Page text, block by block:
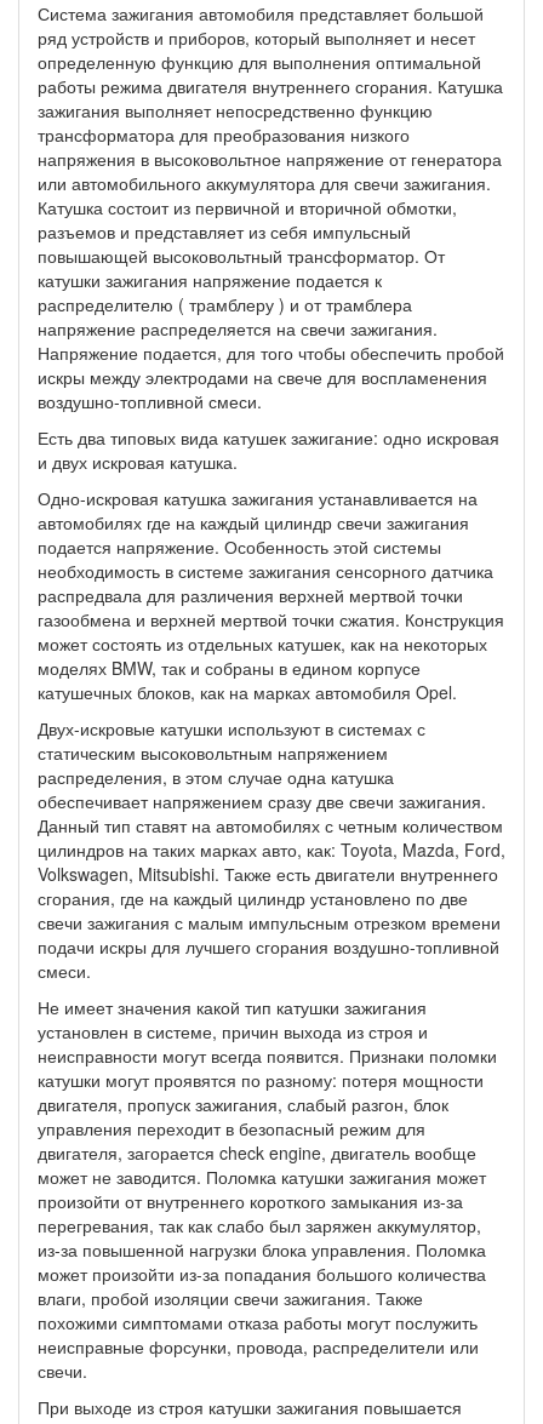
Система зажигания автомобиля представляет большой
ряд устройств и приборов, который выполняет и несет
определенную функцию для выполнения оптимальной
работы режима двигателя внутреннего сгорания. Катушка
зажигания выполняет непосредственно функцию
трансформатора для преобразования низкого
напряжения в высоковольтное напряжение от генератора
или автомобильного аккумулятора для свечи зажигания.
Катушка состоит из первичной и вторичной обмотки,
разъемов и представляет из себя импульсный
повышающей высоковольтный трансформатор. От
катушки зажигания напряжение подается к
распределителю ( трамблеру ) и от трамблера
напряжение распределяется на свечи зажигания.
Напряжение подается, для того чтобы обеспечить пробой
искры между электродами на свече для воспламенения
воздушно-топливной смеси.
Есть два типовых вида катушек зажигание: одно искровая
и двух искровая катушка.
Одно-искровая катушка зажигания устанавливается на
автомобилях где на каждый цилиндр свечи зажигания
подается напряжение. Особенность этой системы
необходимость в системе зажигания сенсорного датчика
распредвала для различения верхней мертвой точки
газообмена и верхней мертвой точки сжатия. Конструкция
может состоять из отдельных катушек, как на некоторых
моделях BMW, так и собраны в едином корпусе
катушечных блоков, как на марках автомобиля Opel.
Двух-искровые катушки используют в системах с
статическим высоковольтным напряжением
распределения, в этом случае одна катушка
обеспечивает напряжением сразу две свечи зажигания.
Данный тип ставят на автомобилях с четным количеством
цилиндров на таких марках авто, как: Toyota, Mazda, Ford,
Volkswagen, Mitsubishi. Также есть двигатели внутреннего
сгорания, где на каждый цилиндр установлено по две
свечи зажигания с малым импульсным отрезком времени
подачи искры для лучшего сгорания воздушно-топливной
смеси.
Не имеет значения какой тип катушки зажигания
установлен в системе, причин выхода из строя и
неисправности могут всегда появится. Признаки поломки
катушки могут проявятся по разному: потеря мощности
двигателя, пропуск зажигания, слабый разгон, блок
управления переходит в безопасный режим для
двигателя, загорается check engine, двигатель вообще
может не заводится. Поломка катушки зажигания может
произойти от внутреннего короткого замыкания из-за
перегревания, так как слабо был заряжен аккумулятор,
из-за повышенной нагрузки блока управления. Поломка
может произойти из-за попадания большого количества
влаги, пробой изоляции свечи зажигания. Также
похожими симптомами отказа работы могут послужить
неисправные форсунки, провода, распределители или
свечи.
При выходе из строя катушки зажигания повышается